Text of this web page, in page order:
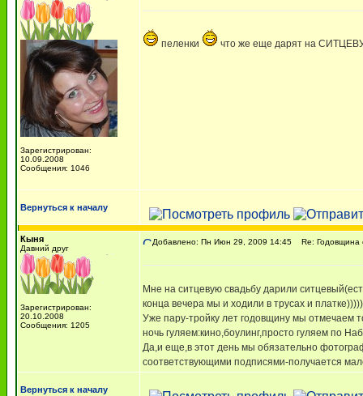
Зарегистрирован:
10.09.2008
Сообщения: 1046
пеленки что же еще дарят на
Вернуться к началу
Кыня
Давний друг
Зарегистрирован:
20.10.2008
Сообщения: 1205
Добавлено: Пн Июн 29, 2009 14:45 Re: Годовщина
Мне на ситцевую свадьбу дарили
конца вечера мы и ходили в трусах и
Уже пару-тройку лет годовщину мы отмечаем
ночь гуляем:кино,боулинг,просто гуляем по
Да,и еще,в этот день мы обязательно
соответствующими подписями-получается
Вернуться к началу